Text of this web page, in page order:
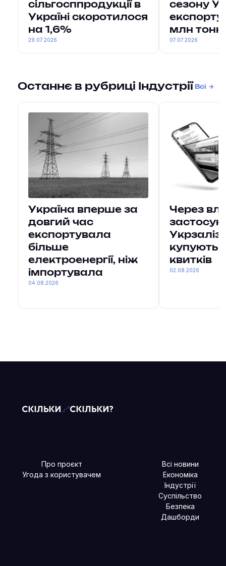
сільгосппродукції в
Україні скоротилося
на 1,6%
29.07.2026
сезону
млн тонн
07.07.2026
Останнє в рубриці Індустрії Всі
Україна вперше за
довгий час
експортувала
більше
електроенергії, ніж
імпортувала
04.08.2026
Через
купують
квитків
02.08.2026
Про проєкт
Угода з користувачем
Всі новини
Економіка
Індустрії
Суспільство
Безпека
Дашборди